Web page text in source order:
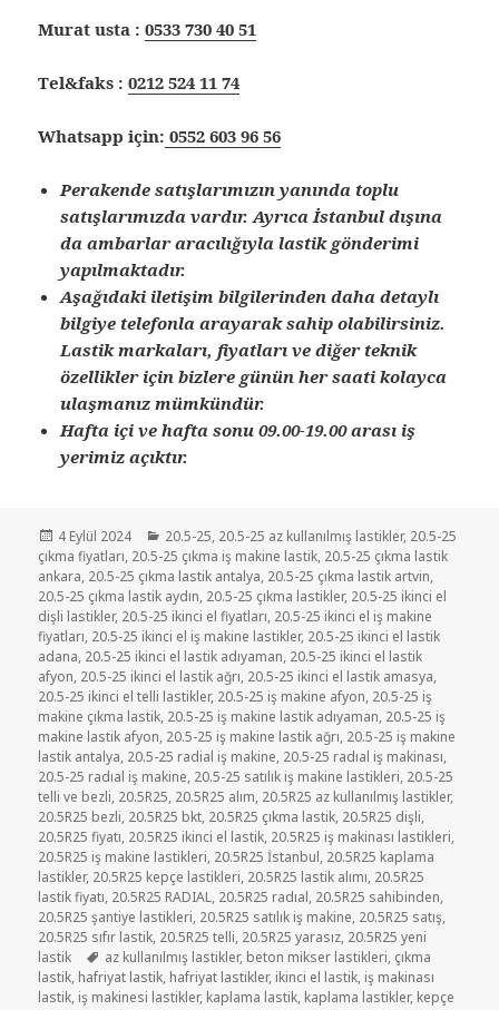
Murat usta :0533 730 40 51
Tel&faks :0212 524 11 74
Whatsapp için: 0552 603 96 56
Perakende satışlarımızın yanında toplu
satışlarımızda vardır. Ayrıca İstanbul dışına
da ambarlar aracılığıyla lastik gönderimi
yapılmaktadır.
Aşağıdaki iletişim bilgilerinden daha detaylı
bilgiye telefonla arayarak sahip olabilirsiniz.
Lastik markaları, fiyatları ve diğer teknik
özellikler için bizlere günün her saati kolayca
ulaşmanız mümkündür.
Hafta içi ve hafta sonu 09.00-19.00 arası iş
yerimiz açıktır.
Yayın
tarihi
4 Eylül 2024 Kategoriler
20.5-25, 20.5-25 az kullanılmış lastikler, 20.5-25
çıkma fiyatları, 20.5-25 çıkma iş makine lastik, 20.5-25 çıkma lastik
ankara, 20.5-25 çıkma lastik antalya, 20.5-25 çıkma lastik artvin,
20.5-25 çıkma lastik aydın, 20.5-25 çıkma lastikler, 20.5-25 ikinci el
dişli lastikler, 20.5-25 ikinci el fiyatları, 20.5-25 ikinci el iş makine
fiyatları, 20.5-25 ikinci el iş makine lastikler, 20.5-25 ikinci el lastik
adana, 20.5-25 ikinci el lastik adıyaman, 20.5-25 ikinci el lastik
afyon, 20.5-25 ikinci el lastik ağrı, 20.5-25 ikinci el lastik amasya,
20.5-25 ikinci el telli lastikler, 20.5-25 iş makine afyon, 20.5-25 iş
makine çıkma lastik, 20.5-25 iş makine lastik adıyaman, 20.5-25 iş
makine lastik afyon, 20.5-25 iş makine lastik ağrı, 20.5-25 iş makine
lastik antalya, 20.5-25 radial iş makine, 20.5-25 radıal iş makinası,
20.5-25 radıal iş makine, 20.5-25 satılık iş makine lastikleri, 20.5-25
telli ve bezli, 20.5R25, 20.5R25 alım, 20.5R25 az kullanılmış lastikler,
20.5R25 bezli, 20.5R25 bkt, 20.5R25 çıkma lastik, 20.5R25 dişli,
20.5R25 fiyatı, 20.5R25 ikinci el lastik, 20.5R25 iş makinası lastikleri,
20.5R25 iş makine lastikleri, 20.5R25 İstanbul, 20.5R25 kaplama
lastikler, 20.5R25 kepçe lastikleri, 20.5R25 lastik alımı, 20.5R25
lastik fiyatı, 20.5R25 RADIAL, 20.5R25 radıal, 20.5R25 sahibinden,
20.5R25 şantiye lastikleri, 20.5R25 satılık iş makine, 20.5R25 satış,
20.5R25 sıfır lastik, 20.5R25 telli, 20.5R25 yarasız, 20.5R25 yeni
lastik
Etiketler
az kullanılmış lastikler, beton mikser lastikleri, çıkma
lastik, hafriyat lastik, hafriyat lastikler, ikinci el lastik, iş makinası
lastik, iş makinesi lastikler, kaplama lastik, kaplama lastikler, kepçe